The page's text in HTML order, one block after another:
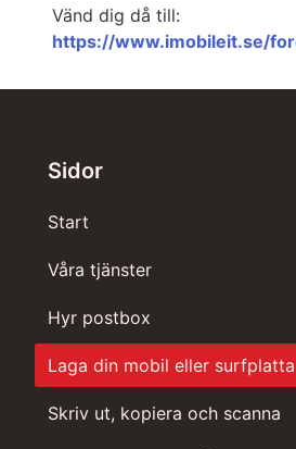
Vänd dig då till:
https://www.imobileit.se/
Sidor
Start
Våra tjänster
Hyr postbox
Laga din mobil eller surfplatta
Skriv ut, kopiera och scanna